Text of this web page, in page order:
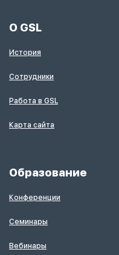
О GSL
История
Сотрудники
Работа в GSL
Карта сайта
Образование
Конференции
Семинары
Вебинары